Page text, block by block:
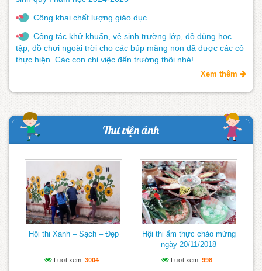
Công khai chất lượng giáo dục
Công tác khử khuẩn, vệ sinh trường lớp, đồ dùng học
tập, đồ chơi ngoài trời cho các búp măng non đã được các cô
thực hiện. Các con chỉ việc đến trường thôi nhé!
Xem thêm
Thư viện ảnh
Hội thi Xanh – Sạch – Đẹp
Lượt xem: 3004
Hội thi ẩm thực chào mừng
ngày 20/11/2018
Lượt xem: 998